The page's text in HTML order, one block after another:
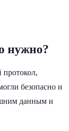
нужно?
безопасно и
данным и